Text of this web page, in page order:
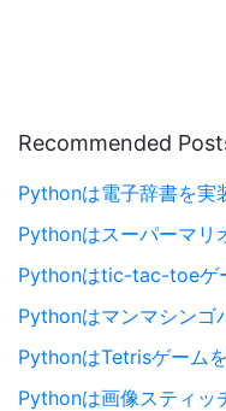
Recommended
Pythonは電子辞書を実
Pythonはスーパーマリ
Pythonはtic-tac-toeゲ
Pythonはマンマシンゴ
PythonはTetrisゲーム
Pythonは画像スティッ